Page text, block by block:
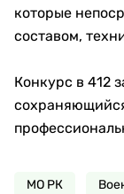
которые
составом,
Конкурс в 412
МО РК